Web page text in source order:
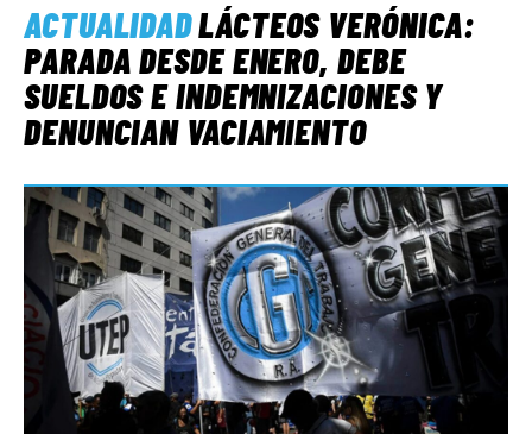
ACTUALIDADLÁCTEOS VERÓNICA:
PARADA DESDE ENERO, DEBE
SUELDOS E INDEMNIZACIONES Y
DENUNCIAN VACIAMIENTO